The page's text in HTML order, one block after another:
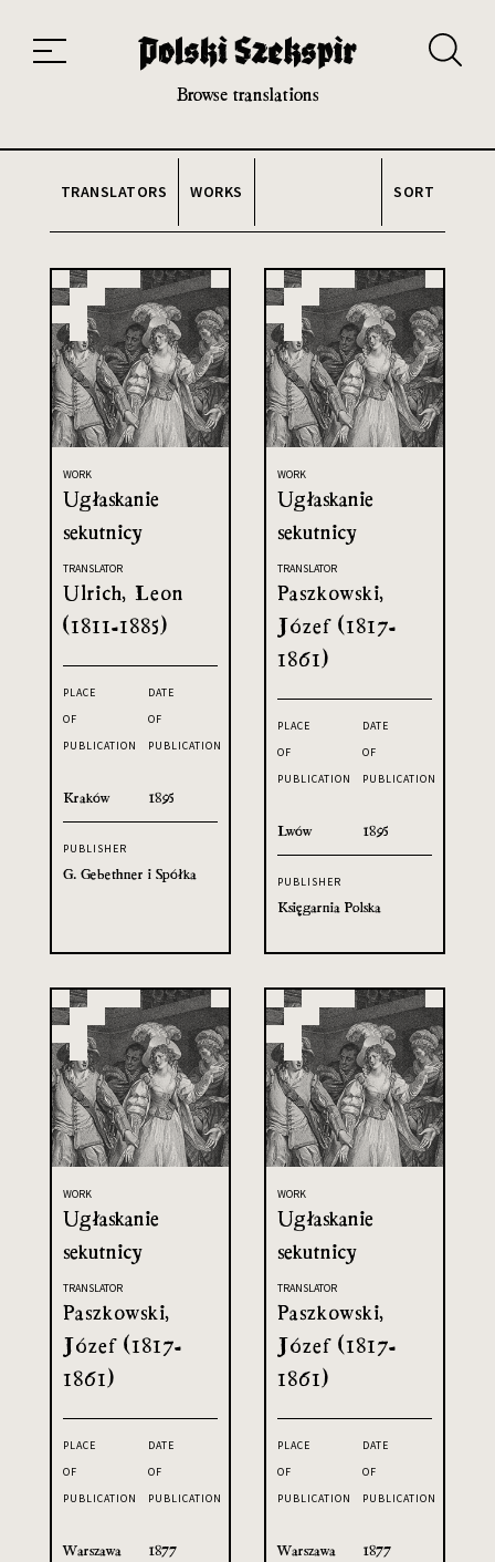
20th and 21st century module
Browse translations
TRANSLATORS WORKS SORT
WORK
Ugłaskanie
sekutnicy
TRANSLATOR
Ulrich, Leon
(1811-1885)
PLACE
OF
PUBLICATION
Kraków
DATE
OF
PUBLICATION
1895
PUBLISHER
G. Gebethner i Spółka
WORK
Ugłaskanie
sekutnicy
TRANSLATOR
Paszkowski,
Józef (1817-
1861)
PLACE
OF
PUBLICATION
Lwów
DATE
OF
PUBLICATION
1895
PUBLISHER
Księgarnia Polska
WORK
Ugłaskanie
sekutnicy
TRANSLATOR
Paszkowski,
Józef (1817-
1861)
PLACE
OF
PUBLICATION
Warszawa
DATE
OF
PUBLICATION
1877
WORK
Ugłaskanie
sekutnicy
TRANSLATOR
Paszkowski,
Józef (1817-
1861)
PLACE
OF
PUBLICATION
Warszawa
DATE
OF
PUBLICATION
1877